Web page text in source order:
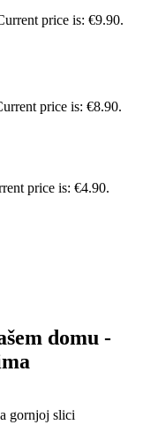
price is: €9.90.
price is: €8.90.
price is: €4.90.
domu -
gornjoj slici